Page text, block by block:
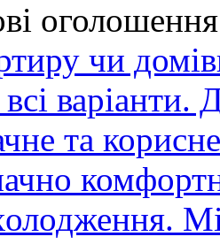
оголошення
чи
варіанти.
та